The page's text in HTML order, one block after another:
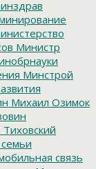
Министр
Минстрой
Михаил Озимок
связь